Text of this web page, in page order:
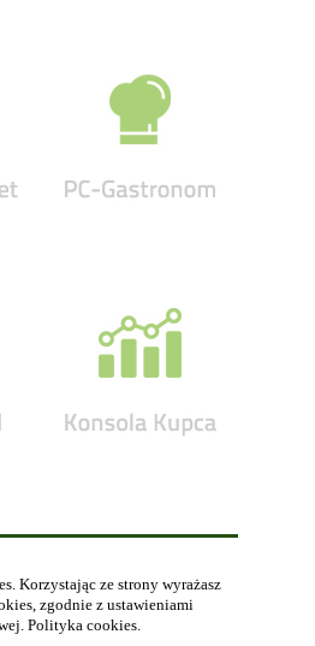
Korzystając ze strony wyrażasz
zgodnie z ustawieniami
Polityka cookies.